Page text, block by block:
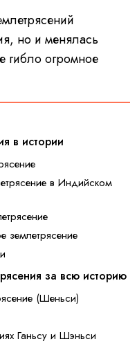
но и менялась
гибло огромное
в истории
в Индийском
землетрясение
за всю историю
(Шеньси)
Ганьсу и Шэньси